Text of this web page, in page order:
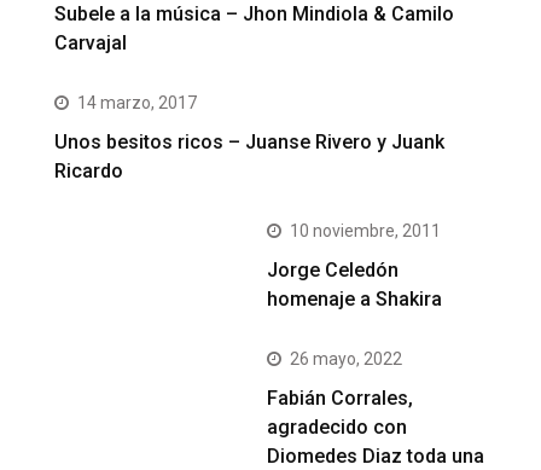
Subele a la música – Jhon Mindiola & Camilo
Carvajal
14 marzo, 2017
Unos besitos ricos – Juanse Rivero y Juank
Ricardo
10 noviembre, 2011
Jorge Celedón
homenaje a Shakira
26 mayo, 2022
Fabián Corrales,
agradecido con
Diomedes Diaz toda una